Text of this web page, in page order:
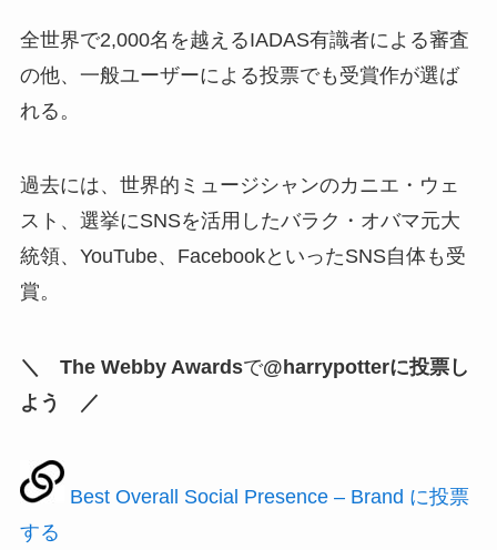
全世界で2,000名を越えるIADAS有識者による審査
の他、一般ユーザーによる投票でも受賞作が選ば
れる。
過去には、世界的ミュージシャンのカニエ・ウェ
スト、選挙にSNSを活用したバラク・オバマ元大
統領、YouTube、FacebookといったSNS自体も受
賞。
＼ The Webby Awardsで@harrypotterに投票し
よう ／
Best Overall Social Presence – Brand に投票
する